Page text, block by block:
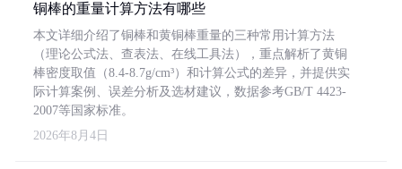
铜棒的重量计算方法有哪些
本文详细介绍了铜棒和黄铜棒重量的三种常用计算方法
（理论公式法、查表法、在线工具法），重点解析了黄铜
棒密度取值（8.4-8.7g/cm³）和计算公式的差异，并提供实
际计算案例、误差分析及选材建议，数据参考GB/T 4423-
2007等国家标准。
2026年8月4日